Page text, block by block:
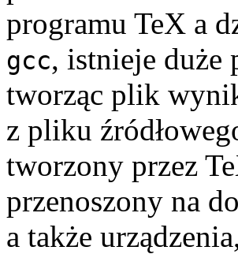
programu TeX a
gcc, istnieje duże
tworząc plik
z pliku
tworzony przez
przenoszony na
a także